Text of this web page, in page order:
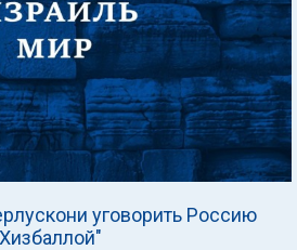
уговорить Россию